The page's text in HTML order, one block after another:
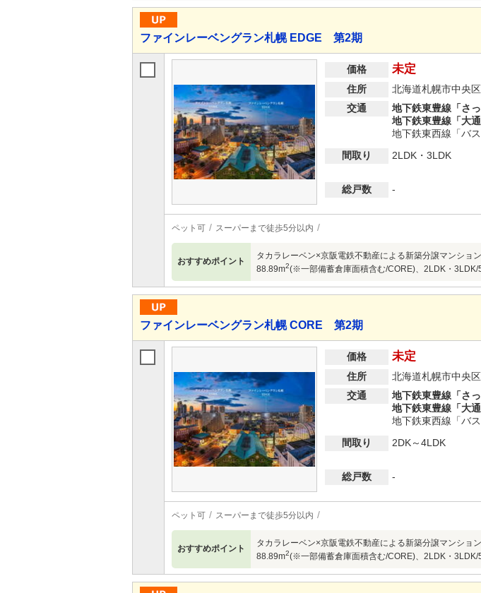
ファインレーベングラン札幌 EDGE 第2期
価格 未定
住所
北海道札幌市中央
交通
地下鉄東豊線「さ
地下鉄東豊線「大
地下鉄東西線「バ
間取り
2LDK・3LDK
総戸数
-
ペット可 スーパーまで徒歩5分以内
おすすめポイント
タカラレーベン×京阪電鉄不動産による新築分譲マンシ
88.89m2(※一部備蓄倉庫面積含む/CORE)、2LDK・3LDK/
ファインレーベングラン札幌 CORE 第2期
価格 未定
住所
北海道札幌市中央
交通
地下鉄東豊線「さ
地下鉄東豊線「大
地下鉄東西線「バ
間取り
2DK～4LDK
総戸数
-
ペット可 スーパーまで徒歩5分以内
おすすめポイント
タカラレーベン×京阪電鉄不動産による新築分譲マンシ
88.89m2(※一部備蓄倉庫面積含む/CORE)、2LDK・3LDK/